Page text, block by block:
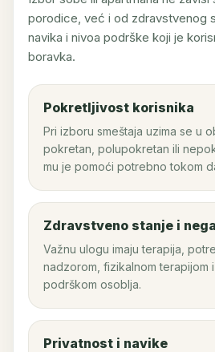
porodice, već i od zdravstvenog
navika i nivoa podrške koji je
boravka.
Pokretljivost korisnika
Pri izboru smeštaja uzima se u
pokretan, polupokretan ili
mu je pomoći potrebno tokom
Zdravstveno stanje i nega
Važnu ulogu imaju terapija,
nadzorom, fizikalnom terapijom
podrškom osoblja.
Privatnost i navike